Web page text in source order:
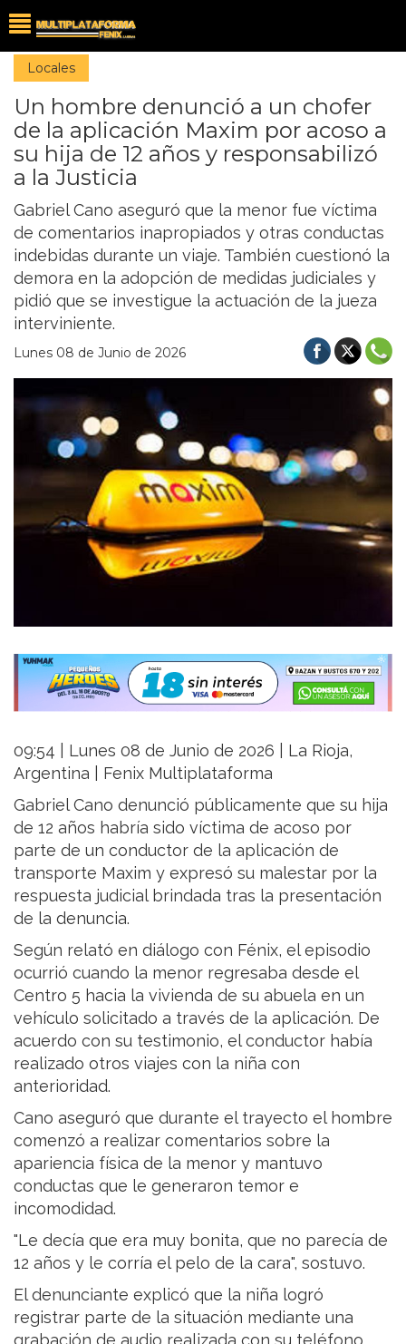
Locales
Un hombre denunció a un chofer
de la aplicación Maxim por acoso a
su hija de 12 años y responsabilizó
a la Justicia
Gabriel Cano aseguró que la menor fue víctima
de comentarios inapropiados y otras conductas
indebidas durante un viaje. También cuestionó la
demora en la adopción de medidas judiciales y
pidió que se investigue la actuación de la jueza
interviniente.
Lunes 08 de Junio de 2026
09:54 | Lunes 08 de Junio de 2026 | La Rioja,
Argentina | Fenix Multiplataforma
Gabriel Cano denunció públicamente que su hija
de 12 años habría sido víctima de acoso por
parte de un conductor de la aplicación de
transporte Maxim y expresó su malestar por la
respuesta judicial brindada tras la presentación
de la denuncia.
Según relató en diálogo con Fénix, el episodio
ocurrió cuando la menor regresaba desde el
Centro 5 hacia la vivienda de su abuela en un
vehículo solicitado a través de la aplicación. De
acuerdo con su testimonio, el conductor había
realizado otros viajes con la niña con
anterioridad.
Cano aseguró que durante el trayecto el hombre
comenzó a realizar comentarios sobre la
apariencia física de la menor y mantuvo
conductas que le generaron temor e
incomodidad.
"Le decía que era muy bonita, que no parecía de
12 años y le corría el pelo de la cara", sostuvo.
El denunciante explicó que la niña logró
registrar parte de la situación mediante una
grabación de audio realizada con su teléfono